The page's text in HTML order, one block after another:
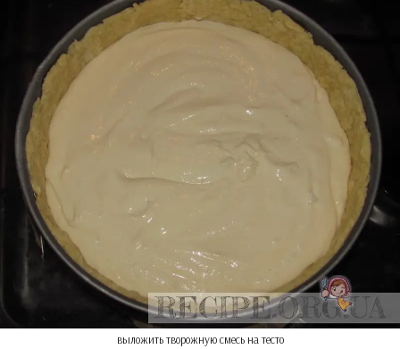
выложить творожную смесь на тесто